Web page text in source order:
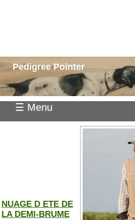
Pedigree Pointer
☰ Menu
NUAGE D ETE DE
LA DEMI-BRUME